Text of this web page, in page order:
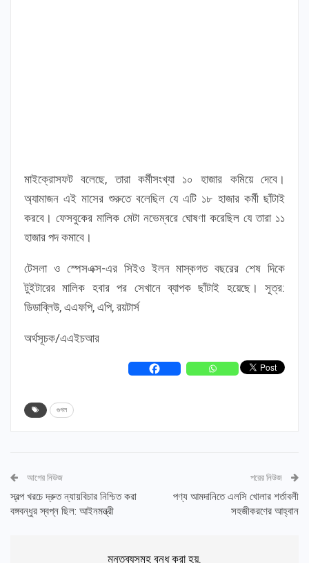
মাইক্রোসফট বলেছে, তারা কর্মীসংখ্যা ১০ হাজার কমিয়ে দেবে।
অ্যামাজন এই মাসের শুরুতে বলেছিল যে এটি ১৮ হাজার কর্মী ছাঁটাই
করবে। ফেসবুকের মালিক মেটা নভেম্বরে ঘোষণা করেছিল যে তারা ১১
হাজার পদ কমাবে।
টেসলা ও স্পেসএক্স-এর সিইও ইলন মাস্কগত বছরের শেষ দিকে
টুইটারের মালিক হবার পর সেখানে ব্যাপক ছাঁটাই হয়েছে। সূত্র:
ডিডাব্লিউ, এএফপি, এপি, রয়টার্স
অর্থসূচক/এএইচআর
গুগল
আগের নিউজ
স্বল্প খরচে দ্রুত ন্যায়বিচার নিশ্চিত করা
বঙ্গবন্ধুর স্বপ্ন ছিল: আইনমন্ত্রী
পরের নিউজ
পণ্য আমদানিতে এলসি খোলার শর্তাবলী
সহজীকরণের আহ্বান
মন্তব্যসমূহ বন্ধ করা হয়.